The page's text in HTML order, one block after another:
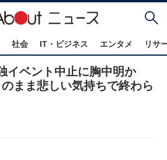
社会 IT・ビジネス エンタメ リサ
イベント中止に胸中明か
まま悲しい気持ちで終わら